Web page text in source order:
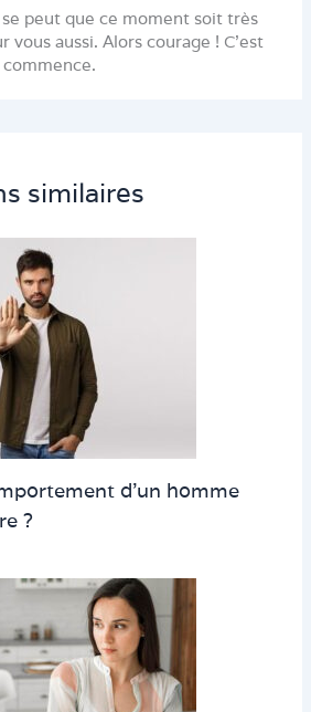
peut que ce moment soit très
vous aussi. Alors courage ! C’est
similaires
d’un homme
?